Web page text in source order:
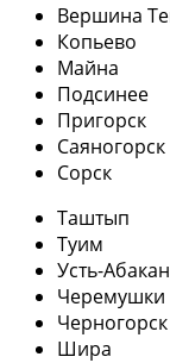
Вершина
Копьево
Майна
Подсинее
Пригорск
Саяногорск
Сорск
Таштып
Туим
Усть-Абакан
Черемушки
Черногорск
Шира